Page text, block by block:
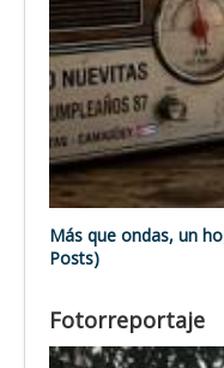
Más que ondas, un
Posts)
Fotorreportaje